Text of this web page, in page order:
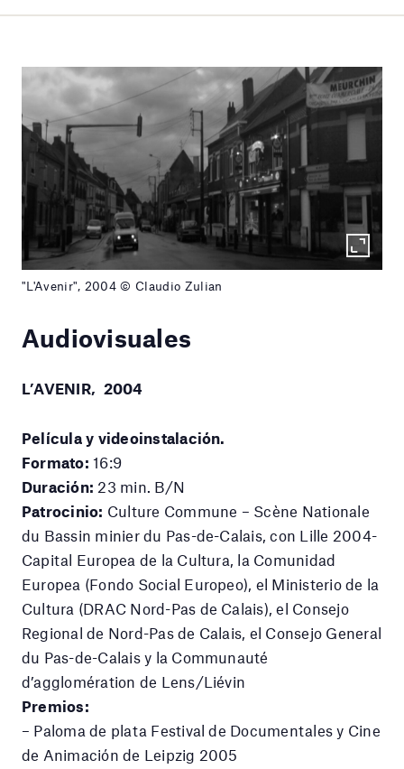
"L'Avenir", 2004 © Claudio Zulian
Audiovisuales
L’AVENIR, 2004
Película y videoinstalación.
Formato: 16:9
Duración: 23 min. B/N
Patrocinio: Culture Commune – Scène Nationale
du Bassin minier du Pas-de-Calais, con Lille 2004-
Capital Europea de la Cultura, la Comunidad
Europea (Fondo Social Europeo), el Ministerio de la
Cultura (DRAC Nord-Pas de Calais), el Consejo
Regional de Nord-Pas de Calais, el Consejo General
du Pas-de-Calais y la Communauté
d’agglomération de Lens/Liévin
Premios:
– Paloma de plata Festival de Documentales y Cine
de Animación de Leipzig 2005